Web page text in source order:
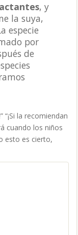
, y
la suya,
especie
por
de
la recomiendan
cuando los niños
esto es cierto,